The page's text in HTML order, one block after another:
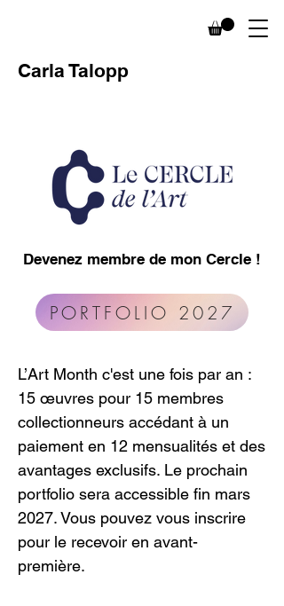
Carla Talopp
Devenez membre de mon Cercle !
PORTFOLIO 2027
L’Art Month c'est une fois par an :
15 œuvres pour 15 membres
collectionneurs accédant à un
paiement en 12 mensualités et des
avantages exclusifs. Le prochain
portfolio sera accessible fin mars
2027. Vous pouvez vous inscrire
pour le recevoir en avant-
première.